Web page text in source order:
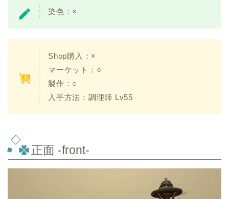
染色： ×
Shop購入：×
マーケット：○
製作：○
入手方法：調理師 Lv55
正面 -front-